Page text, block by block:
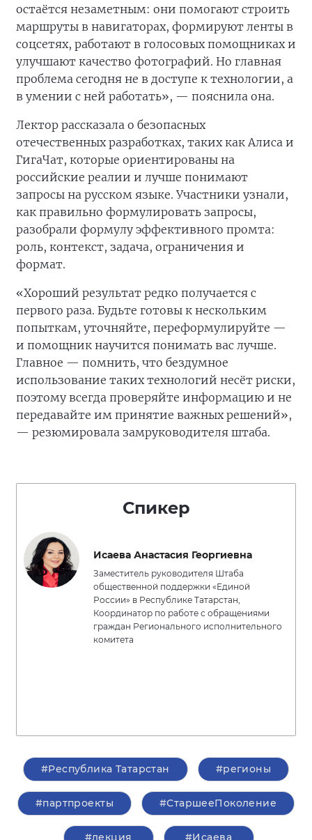
остаётся незаметным: они помогают строить
маршруты в навигаторах, формируют ленты в
соцсетях, работают в голосовых помощниках и
улучшают качество фотографий. Но главная
проблема сегодня не в доступе к технологии, а
в умении с ней работать», — пояснила она.
Лектор рассказала о безопасных
отечественных разработках, таких как Алиса и
ГигаЧат, которые ориентированы на
российские реалии и лучше понимают
запросы на русском языке. Участники узнали,
как правильно формулировать запросы,
разобрали формулу эффективного промта:
роль, контекст, задача, ограничения и
формат.
«Хороший результат редко получается с
первого раза. Будьте готовы к нескольким
попыткам, уточняйте, переформулируйте —
и помощник научится понимать вас лучше.
Главное — помнить, что бездумное
использование таких технологий несёт риски,
поэтому всегда проверяйте информацию и не
передавайте им принятие важных решений»,
— резюмировала замруководителя штаба.
Спикер
Исаева Анастасия Георгиевна
Заместитель руководителя Штаба
общественной поддержки «Единой
России» в Республике Татарстан,
Координатор по работе с обращениями
граждан Регионального исполнительного
комитета
#Республика Татарстан #регионы
#партпроекты #СтаршееПоколение
#лекция #Исаева